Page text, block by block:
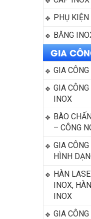
PHỤ
BĂNG
GIA
GIA
GIA
INOX
BÀO
– CÔNG
GIA
HÌNH
HÀN
INOX,
INOX
GIA